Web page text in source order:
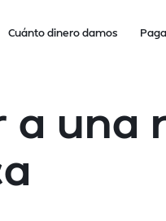
Cuánto dinero damos
a una